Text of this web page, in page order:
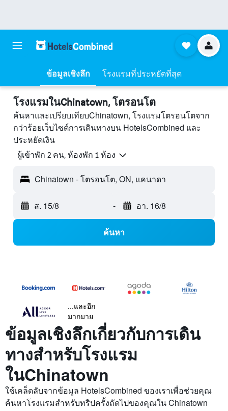
ข้อมูลเชิงลึก โรงแรมที่ประหยัดที่สุด
โรงแรมในChinatown, โตรอนโต
ค้นหาและเปรียบเทียบChinatown, โรงแรมโตรอนโตจาก
กว่าร้อยเว็บไซต์การเดินทางบน HotelsCombined และ
ประหยัดเงิน
ผู้เข้าพัก 2 คน, ห้องพัก 1 ห้อง
Chinatown - โตรอนโต, ON, แคนาดา
ส. 15/8 - อา. 16/8
ค้นหา
...และอีก
มากมาย
ข้อมูลเชิงลึกเกี่ยวกับการเดิน
ทางสำหรับโรงแรม
ในChinatown
ใช้เคล็ดลับจากข้อมูล HotelsCombined ของเราเพื่อช่วยคุณ
ค้นหาโรงแรมสำหรับทริปครั้งถัดไปของคุณใน Chinatown